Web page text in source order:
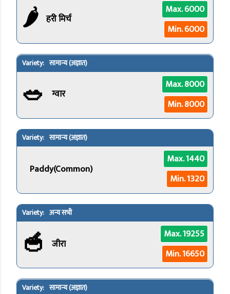
🌶️ हरी मिर्च
Max. 6000
Min. 6000
सामान्य (अज्ञात)
🥗 ग्वार
Max. 8000
Min. 8000
सामान्य (अज्ञात)
Paddy(Common)
Max. 1440
Min. 1320
अन्य सभी
🥣 जीरा
Max. 19255
Min. 16650
सामान्य (अज्ञात)